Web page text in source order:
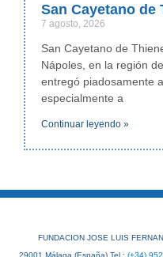
San Cayetano de
7 agosto, 2026
San Cayetano de
Nápoles, en la región
entregó piadosamente
especialmente a
Continuar leyendo »
FUNDACION JOSE LUIS
29001 Málaga (España) Tel.: (+34)